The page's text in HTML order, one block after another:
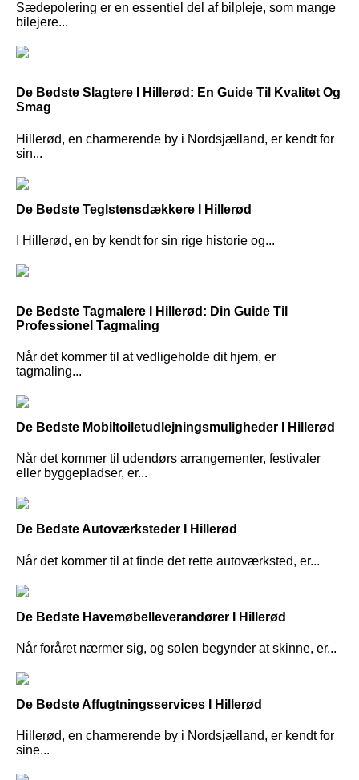
Sædepolering er en essentiel del af bilpleje, som mange
bilejere...
De Bedste Slagtere I Hillerød: En Guide Til Kvalitet Og
Smag
Hillerød, en charmerende by i Nordsjælland, er kendt for
sin...
De Bedste Teglstensdækkere I Hillerød
I Hillerød, en by kendt for sin rige historie og...
De Bedste Tagmalere I Hillerød: Din Guide Til
Professionel Tagmaling
Når det kommer til at vedligeholde dit hjem, er
tagmaling...
De Bedste Mobiltoiletudlejningsmuligheder I Hillerød
Når det kommer til udendørs arrangementer, festivaler
eller byggepladser, er...
De Bedste Autoværksteder I Hillerød
Når det kommer til at finde det rette autoværksted, er...
De Bedste Havemøbelleverandører I Hillerød
Når foråret nærmer sig, og solen begynder at skinne, er...
De Bedste Affugtningsservices I Hillerød
Hillerød, en charmerende by i Nordsjælland, er kendt for
sine...